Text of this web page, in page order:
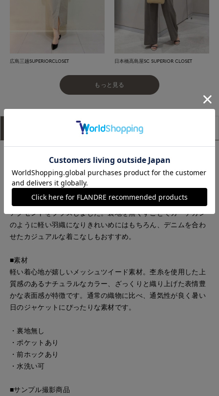
広島三越SUPERIORCLOSET 日本橋高島屋SC SUPERIOR CLOSET
もっと見る
サイズ詳細
【新サービス】おうちでFittingスタート！ 詳しくは
■デザイン
フロントのVあきでシャープさがありつつも、コンパクトなフ
ォルムで上品な着こなしが決まる一枚。フリンジディテールで
アクセントをプラスしました。裏地を無くすことでカーデガン
のように軽い羽織になりきれいめにはもちろん、デニムを合わ
せたカジュアルな着こなしもおすすめ。
■素材
軽い着心地が嬉しいメッシュツイード素材。杢糸を使用した上
質感のあるナチュラルなカラー、ざっくりと織り上げた表情豊
かな表面感が特徴です。通常の織物に比べ、通気性が良く暑い
日のジャケットにぴったりな素材です。
・裏地無し
・ポケットあり
・前ホックあり
・水洗い可
■サンプル撮影商品